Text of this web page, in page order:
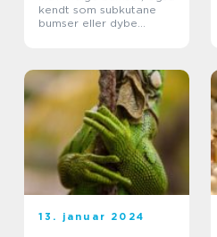
kendt som subkutane
bumser eller dybe
påvirke både unge og
vok...
13. januar 2024